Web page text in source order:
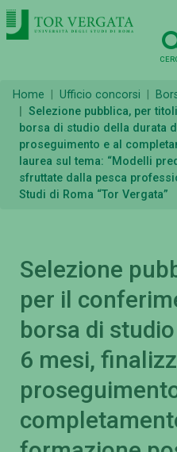
Home Ufficio concorsi
Selezione pubblica, per
borsa di studio della durata
proseguimento e al
laurea sul tema: “Modelli
sfruttate dalla pesca
Studi di Roma “Tor Vergata”
Selezione
per il
borsa di
6 mesi,